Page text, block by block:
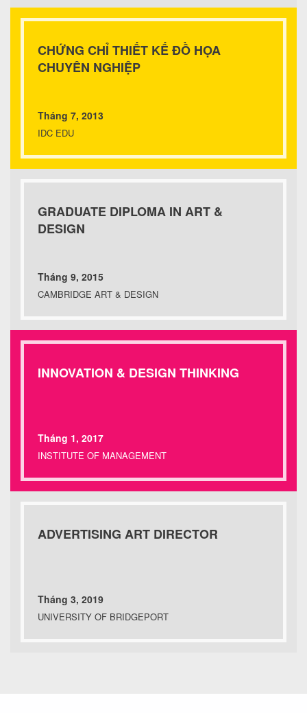
CHỨNG CHỈ THIẾT KẾ ĐỒ HỌA
CHUYÊN NGHIỆP
Tháng 7, 2013
IDC EDU
GRADUATE DIPLOMA IN ART &
DESIGN
Tháng 9, 2015
CAMBRIDGE ART & DESIGN
INNOVATION & DESIGN THINKING
Tháng 1, 2017
INSTITUTE OF MANAGEMENT
ADVERTISING ART DIRECTOR
Tháng 3, 2019
UNIVERSITY OF BRIDGEPORT